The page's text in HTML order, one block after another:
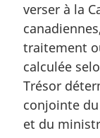
g
i
n
a
l
e
:
verser à la
traitement
calculée
Trésor
conjointe
et du